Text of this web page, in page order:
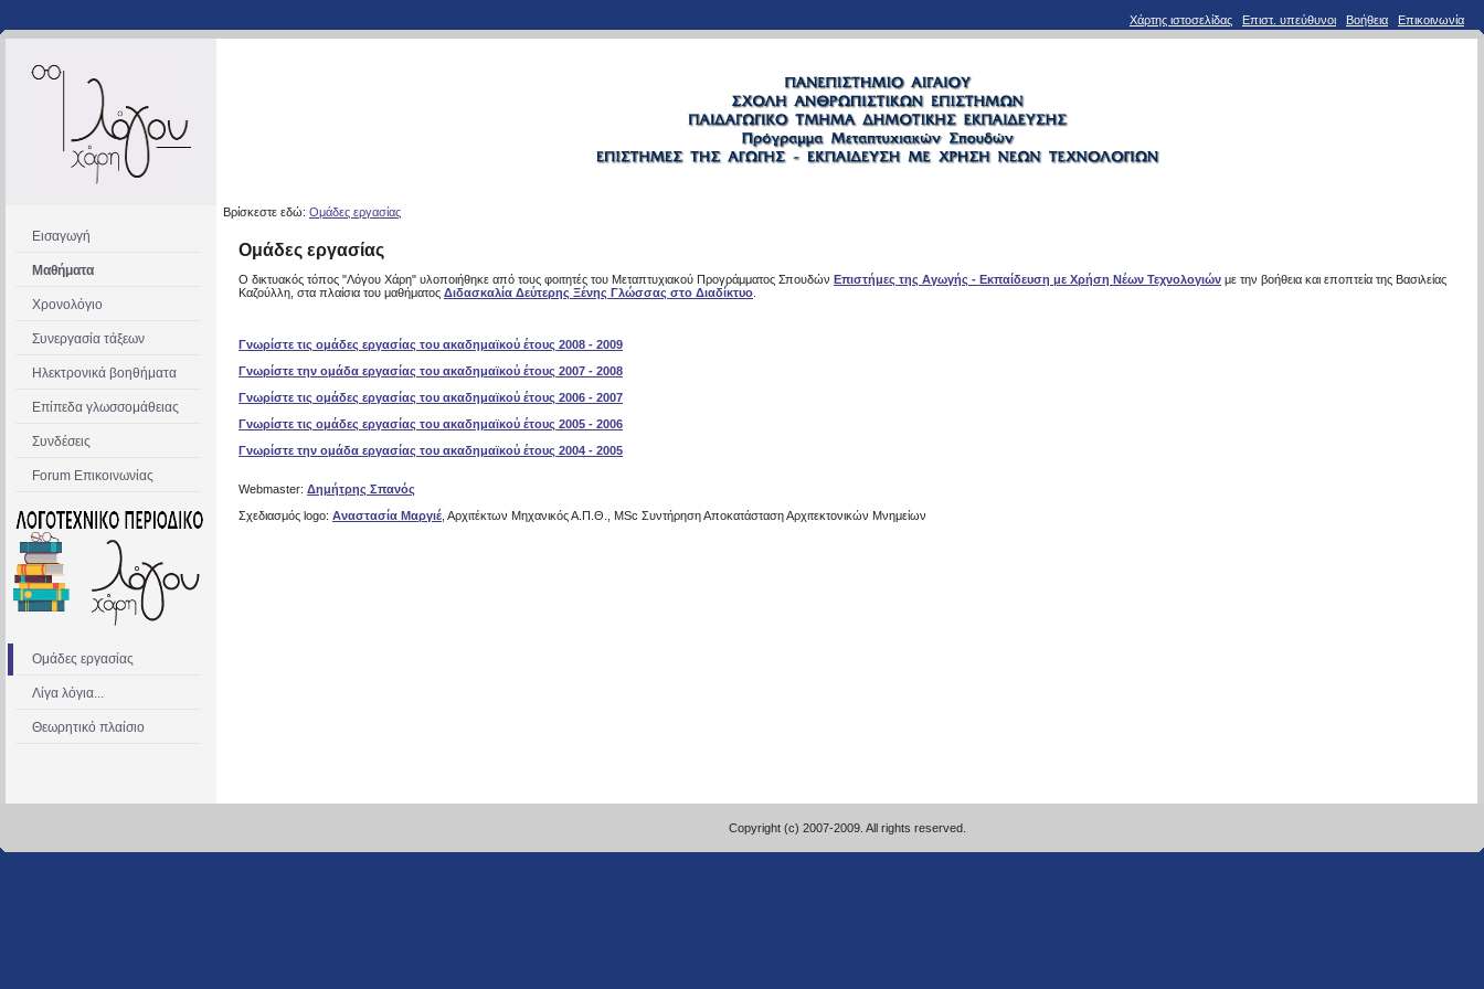
Χάρτης ιστοσελίδας Επιστ. υπεύθυνοι Βοήθεια Επικοινωνία
Βρίσκεστε εδώ: Ομάδες εργασίας
Εισαγωγή
Μαθήματα
Χρονολόγιο
Συνεργασία τάξεων
Ηλεκτρονικά βοηθήματα
Επίπεδα γλωσσομάθειας
Συνδέσεις
Forum Επικοινωνίας
Ομάδες εργασίας
Λίγα λόγια...
Θεωρητικό πλαίσιο
Ομάδες εργασίας
Ο δικτυακός τόπος "Λόγου Χάρη" υλοποιήθηκε από τους φοιτητές του Μεταπτυχιακού Προγράμματος Σπουδών Επιστήμες της Αγωγής - Εκπαίδευση με Χρήση Νέων Τεχνολογιών με την βοήθεια και εποπτεία της Βασιλείας
Καζούλλη, στα πλαίσια του μαθήματος Διδασκαλία Δεύτερης Ξένης Γλώσσας στο Διαδίκτυο
Γνωρίστε τις ομάδες εργασίας του ακαδημαϊκού έτους 2008 - 2009
Γνωρίστε την ομάδα εργασίας του ακαδημαϊκού έτους 2007 - 2008
Γνωρίστε τις ομάδες εργασίας του ακαδημαϊκού έτους 2006 - 2007
Γνωρίστε τις ομάδες εργασίας του ακαδημαϊκού έτους 2005 - 2006
Γνωρίστε την ομάδα εργασίας του ακαδημαϊκού έτους 2004 - 2005
Webmaster: Δημήτρης Σπανός
Σχεδιασμός logo: Αναστασία Μαργιέ , Αρχιτέκτων Μηχανικός Α.Π.Θ., MSc Συντήρηση Αποκατάσταση Αρχιτεκτονικών Μνημείων
Copyright (c) 2007-2009. All rights reserved.